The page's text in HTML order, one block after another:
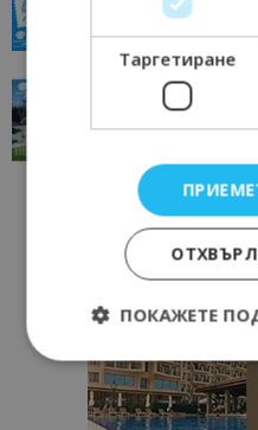
“Пощенска
традициите,
Таргетиране
ПОКАЖЕТЕ
Строго